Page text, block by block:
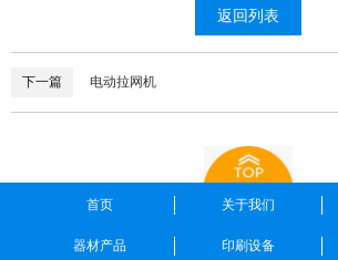
返回列表
下一篇 电动拉网机
首页 关于我们
器材产品 印刷设备